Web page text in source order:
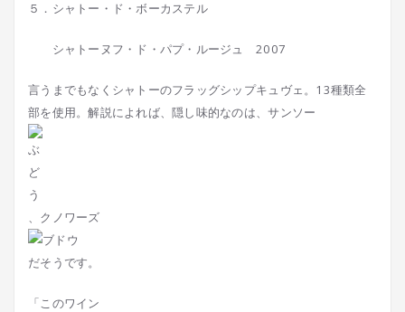
５．シャトー・ド・ボーカステル
シャトーヌフ・ド・パプ・ルージュ 2007
言うまでもなくシャトーのフラッグシップキュヴェ。13種類全
部を使用。解説によれば、隠し味的なのは、サンソー
、クノワーズ
だそうです。
「このワイン